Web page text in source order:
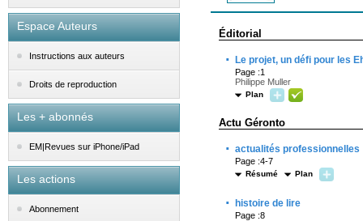
Espace Auteurs
Instructions aux auteurs
Droits de reproduction
Les + abonnés
EM|Revues sur iPhone/iPad
Les actions
Abonnement
Éditorial
· Le projet, un défi pour les
Page :1
Philippe Muller
Plan
Actu Géronto
· actualités professionnelles
Page :4-7
Résumé Plan
· histoire de lire
Page :8